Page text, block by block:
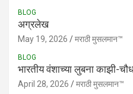
BLOG
अग्रलेख
May 19, 2026 मराठी मुसलमान™️
BLOG
भारतीय वंशाच्या लुबना काझी-
April 28, 2026 मराठी मुसलमान™️